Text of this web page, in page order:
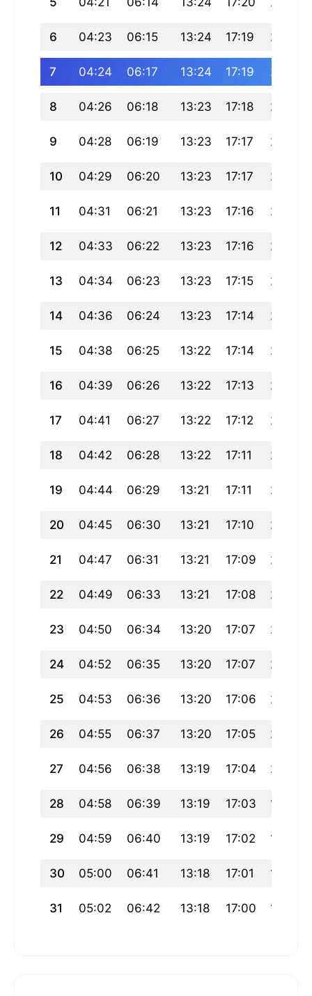
6 04:23 06:15 13:24 17:19 20:32
7 04:24 06:17 13:24 17:19 20:31
8 04:26 06:18 13:23 17:18 20:29
9 04:28 06:19 13:23 17:17 20:28
10 04:29 06:20 13:23 17:17 20:27
11 04:31 06:21 13:23 17:16 20:25
12 04:33 06:22 13:23 17:16 20:24
13 04:34 06:23 13:23 17:15 20:22
14 04:36 06:24 13:23 17:14 20:21
15 04:38 06:25 13:22 17:14 20:20
16 04:39 06:26 13:22 17:13 20:18
17 04:41 06:27 13:22 17:12 20:17
18 04:42 06:28 13:22 17:11 20:15
19 04:44 06:29 13:21 17:11 20:14
20 04:45 06:30 13:21 17:10 20:12
21 04:47 06:31 13:21 17:09 20:10
22 04:49 06:33 13:21 17:08 20:09
23 04:50 06:34 13:20 17:07 20:07
24 04:52 06:35 13:20 17:07 20:06
25 04:53 06:36 13:20 17:06 20:04
26 04:55 06:37 13:20 17:05 20:02
27 04:56 06:38 13:19 17:04 20:01
28 04:58 06:39 13:19 17:03 19:59
29 04:59 06:40 13:19 17:02 19:58
30 05:00 06:41 13:18 17:01 19:56
31 05:02 06:42 13:18 17:00 19:54